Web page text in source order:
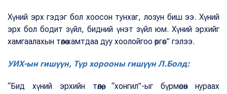
Хүний эрх гэдэг бол хоосон тунхаг, лозун биш ээ. Хүний
эрх бол бодит зүйл, бидний үнэт зүйл юм. Хүний эрхийг
хамгаалахын төлөө хамтдаа дуу хоолойгоо өргөе” гэлээ.
УИХ-ын гишүүн, Түр хорооны гишүүн Л.Болд:
“Бид хүний эрхийн төлөө, “хонгил”-ыг бүрмөсөн нураах